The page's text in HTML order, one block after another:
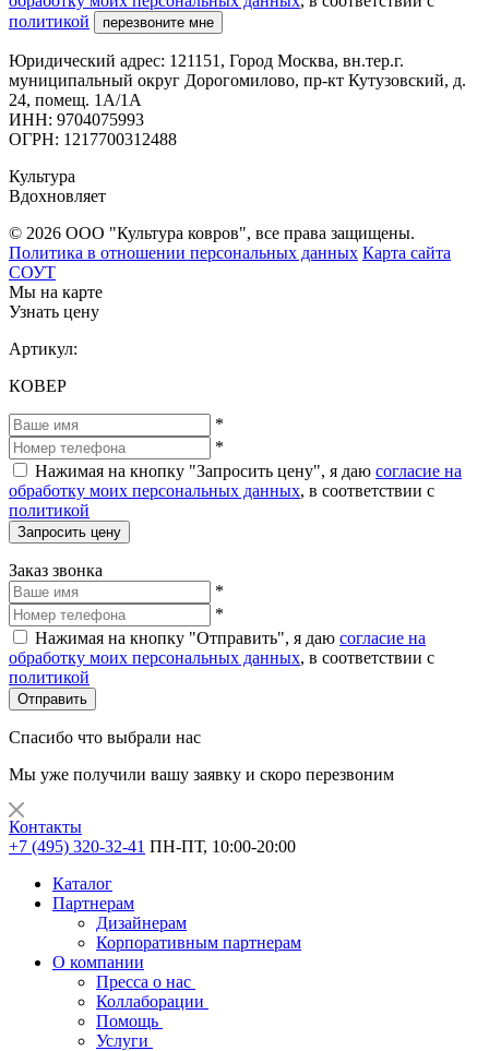
политикой
перезвоните мне
Юридический адрес: 121151, Город Москва, вн.тер.г.
муниципальный округ Дорогомилово, пр-кт Кутузовский, д.
24, помещ. 1А/1А
ИНН: 9704075993
ОГРН: 1217700312488
Культура
Вдохновляет
© 2026 ООО "Культура ковров", все права защищены.
Политика в отношении персональных данных Карта сайта
СОУТ
Мы на карте
Узнать цену
Артикул:
КОВЕР
*
*
Нажимая на кнопку "Запросить цену", я даю согласие на
обработку моих персональных данных, в соответствии с
политикой
Запросить цену
Заказ звонка
*
*
Нажимая на кнопку "Отправить", я даю согласие на
обработку моих персональных данных, в соответствии с
политикой
Отправить
Спасибо что выбрали нас
Мы уже получили вашу заявку и скоро перезвоним
Контакты
+7 (495) 320-32-41 ПН-ПТ, 10:00-20:00
Каталог
Партнерам
Дизайнерам
Корпоративным партнерам
О компании
Пресса о нас
Коллаборации
Помощь
Услуги